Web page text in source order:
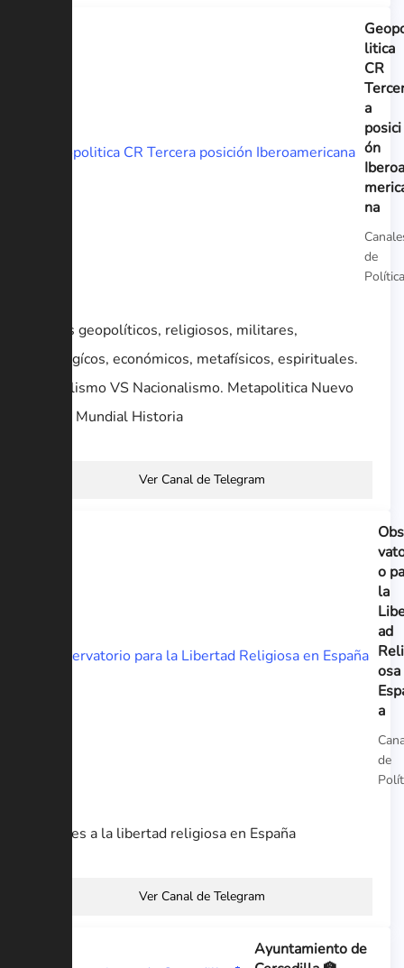
litica
CR
a
posici
ón
Iberoa
na
de
Política
Temas geopolíticos, religiosos, militares,
ideologícos, económicos, metafísicos, espirituales.
Globalismo VS Nacionalismo. Metapolitica Nuevo
Orden Mundial Historia
Ver Canal de Telegram
o
la
ad
a
de
Ataques a la libertad religiosa en España
Ver Canal de Telegram
Ayuntamiento de